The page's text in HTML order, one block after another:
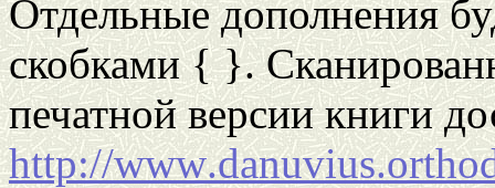
Отдельные дополнения
скобками { }.
печатной версии книги
http://www.danuvius.